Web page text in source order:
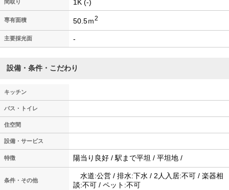
間取り 1K (-)
専有面積 50.5ｍ2
主要採光面 -
設備・条件・こだわり
キッチン
バス・トイレ
住空間
設備・サービス
特徴 陽当り良好 / 駅まで平坦 / 平坦地 /
条件・その他
水道:公営 / 排水:下水 / 2人入居:不可 / 楽器相
談:不可 / ペット:不可